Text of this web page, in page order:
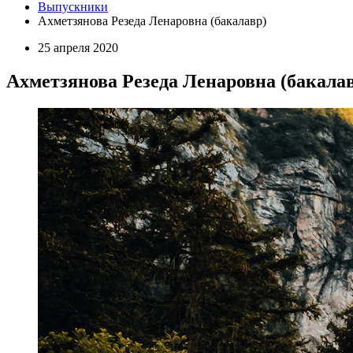
Выпускники
Ахметзянова Резеда Ленаровна (бакалавр)
25 апреля 2020
Ахметзянова Резеда Ленаровна